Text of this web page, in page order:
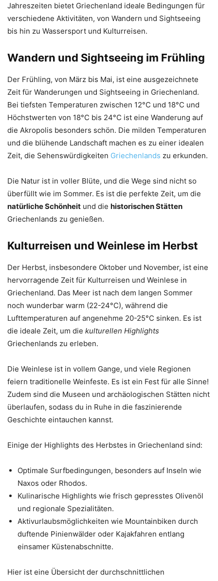
Jahreszeiten bietet Griechenland ideale Bedingungen für
verschiedene Aktivitäten, von Wandern und Sightseeing
bis hin zu Wassersport und Kulturreisen.
Wandern und Sightseeing im Frühling
Der Frühling, von März bis Mai, ist eine ausgezeichnete
Zeit für Wanderungen und Sightseeing in Griechenland.
Bei tiefsten Temperaturen zwischen 12°C und 18°C und
Höchstwerten von 18°C bis 24°C ist eine Wanderung auf
die Akropolis besonders schön. Die milden Temperaturen
und die blühende Landschaft machen es zu einer idealen
Zeit, die Sehenswürdigkeiten Griechenlands zu erkunden.
Die Natur ist in voller Blüte, und die Wege sind nicht so
überfüllt wie im Sommer. Es ist die perfekte Zeit, um die
natürliche Schönheit und die historischen Stätten
Griechenlands zu genießen.
Kulturreisen und Weinlese im Herbst
Der Herbst, insbesondere Oktober und November, ist eine
hervorragende Zeit für Kulturreisen und Weinlese in
Griechenland. Das Meer ist nach dem langen Sommer
noch wunderbar warm (22-24°C), während die
Lufttemperaturen auf angenehme 20-25°C sinken. Es ist
die ideale Zeit, um die kulturellen Highlights
Griechenlands zu erleben.
Die Weinlese ist in vollem Gange, und viele Regionen
feiern traditionelle Weinfeste. Es ist ein Fest für alle Sinne!
Zudem sind die Museen und archäologischen Stätten nicht
überlaufen, sodass du in Ruhe in die faszinierende
Geschichte eintauchen kannst.
Einige der Highlights des Herbstes in Griechenland sind:
Optimale Surfbedingungen, besonders auf Inseln wie
Naxos oder Rhodos.
Kulinarische Highlights wie frisch gepresstes Olivenöl
und regionale Spezialitäten.
Aktivurlaubsmöglichkeiten wie Mountainbiken durch
duftende Pinienwälder oder Kajakfahren entlang
einsamer Küstenabschnitte.
Hier ist eine Übersicht der durchschnittlichen